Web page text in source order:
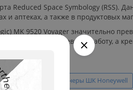
Reduced Space Symbology (RSS).
аптеках, а также в продуктовых
MK 9520 Voyager значительно
повседневную работу, а
Ручные сканеры ШК Honeywell